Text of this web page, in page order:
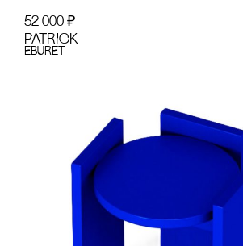
52 000 ₽
PATRICK
EBURET